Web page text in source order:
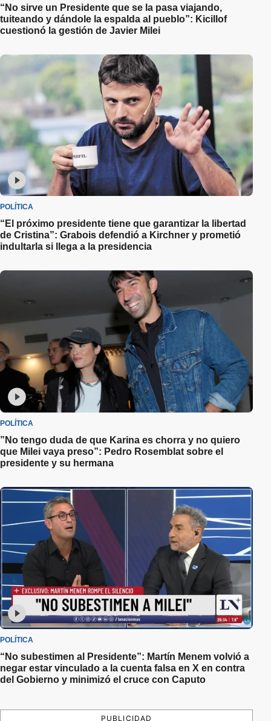
“No sirve un Presidente que se la pasa viajando,
tuiteando y dándole la espalda al pueblo”: Kicillof
cuestionó la gestión de Javier Milei
POLÍTICA
“El próximo presidente tiene que garantizar la libertad
de Cristina”: Grabois defendió a Kirchner y prometió
indultarla si llega a la presidencia
POLÍTICA
”No tengo duda de que Karina es chorra y no quiero
que Milei vaya preso”: Pedro Rosemblat sobre el
presidente y su hermana
POLÍTICA
“No subestimen al Presidente”: Martín Menem volvió a
negar estar vinculado a la cuenta falsa en X en contra
del Gobierno y minimizó el cruce con Caputo
PUBLICIDAD